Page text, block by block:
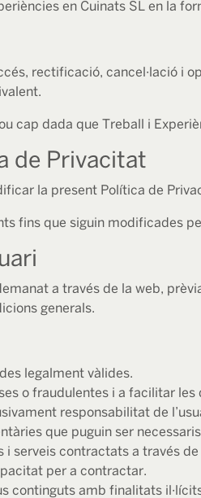
en Cuinats SL en la
rectificació, cancel·lació i
cap dada que Treball i
de Privacitat
la present Política de
fins que siguin modificades
a través de la web,
generals.
legalment vàlides.
o fraudulentes i a facilitar
responsabilitat de
que puguin ser
serveis contractats a través de
per a contractar.
continguts amb finalitats